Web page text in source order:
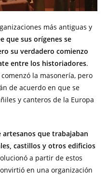
más antiguas y
que sus orígenes se
su verdadero comienzo
entre los historiadores.
la masonería, pero
de acuerdo en que se
y canteros de la Europa
artesanos que trabajaban
castillos y otros edificios
a partir de estos
en una organización